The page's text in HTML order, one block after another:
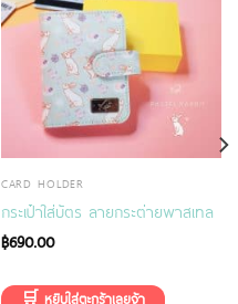
CARD HOLDER
กระเป๋าใส่บัตร ลายกระต่ายพาสเทล
฿690.00